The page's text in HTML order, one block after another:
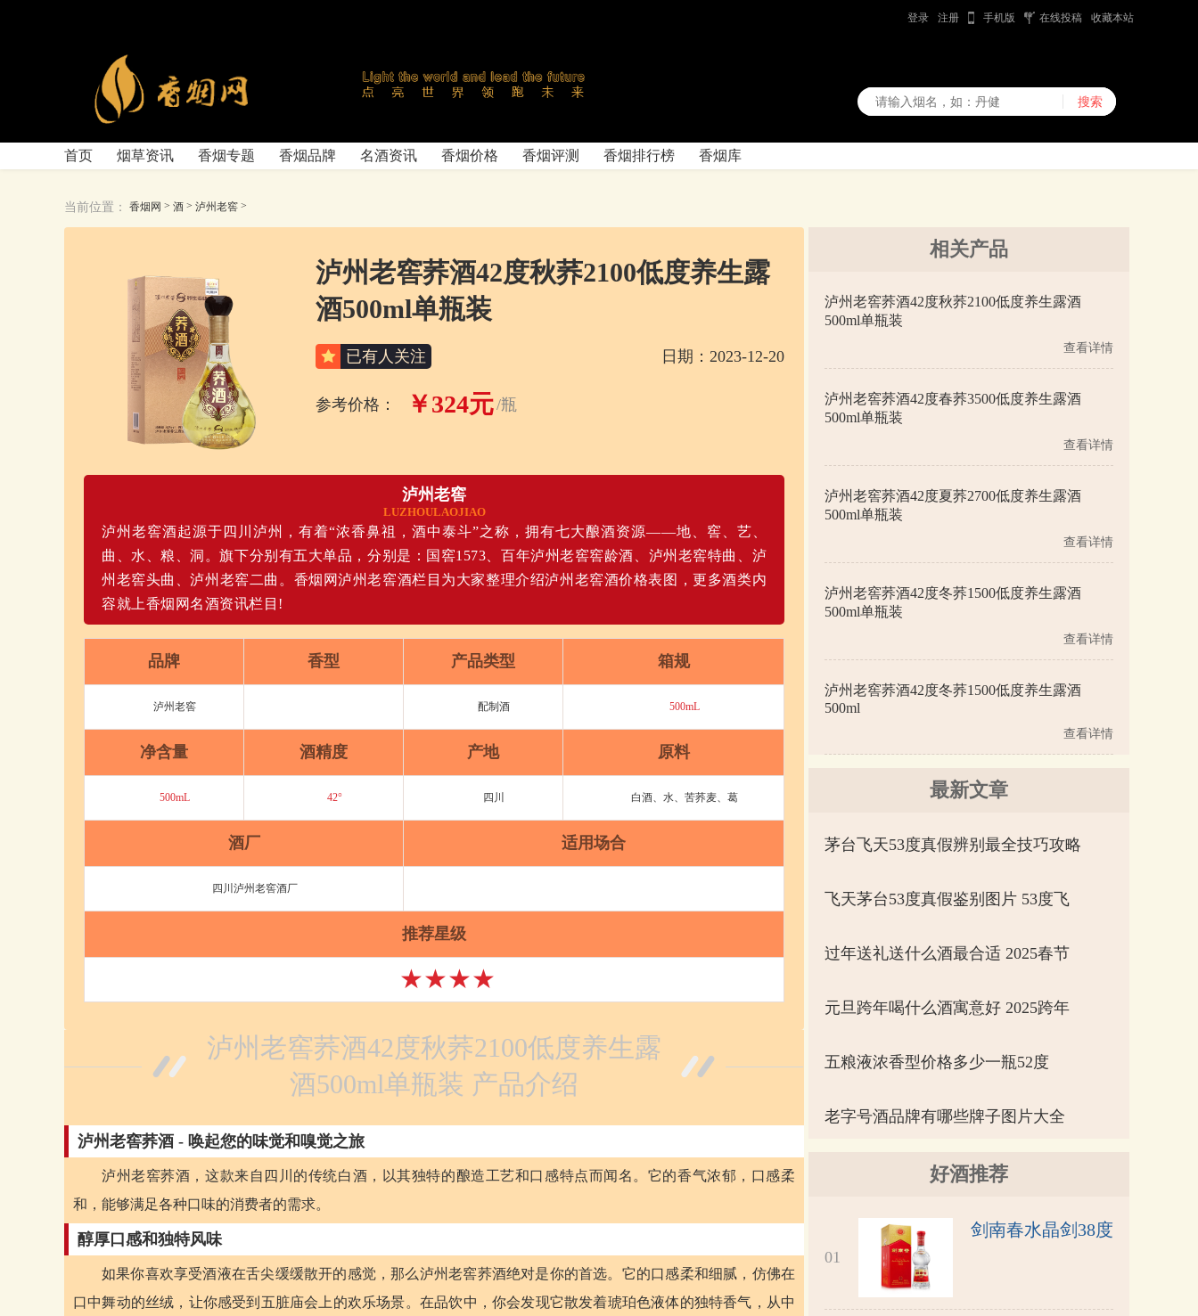
登录 注册 手机版 在线投稿 收藏本站
首页 烟草资讯 香烟专题 香烟品牌 名酒资讯 香烟价格 香烟评测 香烟排行榜 香烟库
当前位置： 香烟网 > 酒 > 泸州老窖 >
泸州老窖荞酒42度秋荞2100低度养生露
酒500ml单瓶装
已有人关注 日期：2023-12-20
参考价格： ￥324元/瓶
泸州老窖
LUZHOULAOJIAO
泸州老窖酒起源于四川泸州，有着“浓香鼻祖，酒中泰斗”之称，拥有七大酿酒资源——地、窖、艺、
曲、水、粮、洞。旗下分别有五大单品，分别是：国窖1573、百年泸州老窖窖龄酒、泸州老窖特曲、泸
州老窖头曲、泸州老窖二曲。香烟网泸州老窖酒栏目为大家整理介绍泸州老窖酒价格表图，更多酒类内
容就上香烟网名酒资讯栏目!
品牌 香型 产品类型 箱规
泸州老窖 配制酒 500mL
净含量 酒精度 产地 原料
500mL 42° 四川 白酒、水、苦荞麦、葛
酒厂 适用场合
四川泸州老窖酒厂
推荐星级
★★★★
泸州老窖荞酒42度秋荞2100低度养生露
酒500ml单瓶装 产品介绍
泸州老窖荞酒 - 唤起您的味觉和嗅觉之旅
泸州老窖荞酒，这款来自四川的传统白酒，以其独特的酿造工艺和口感特点而闻名。它的香气浓郁，口感柔
和，能够满足各种口味的消费者的需求。
醇厚口感和独特风味
如果你喜欢享受酒液在舌尖缓缓散开的感觉，那么泸州老窖荞酒绝对是你的首选。它的口感柔和细腻，仿佛在
口中舞动的丝绒，让你感受到五脏庙会上的欢乐场景。在品饮中，你会发现它散发着琥珀色液体的独特香气，从中
相关产品
泸州老窖荞酒42度秋荞2100低度养生露酒
500ml单瓶装
查看详情
泸州老窖荞酒42度春荞3500低度养生露酒
500ml单瓶装
查看详情
泸州老窖荞酒42度夏荞2700低度养生露酒
500ml单瓶装
查看详情
泸州老窖荞酒42度冬荞1500低度养生露酒
500ml单瓶装
查看详情
泸州老窖荞酒42度冬荞1500低度养生露酒
500ml
查看详情
最新文章
茅台飞天53度真假辨别最全技巧攻略
飞天茅台53度真假鉴别图片 53度飞
过年送礼送什么酒最合适 2025春节
元旦跨年喝什么酒寓意好 2025跨年
五粮液浓香型价格多少一瓶52度
老字号酒品牌有哪些牌子图片大全
好酒推荐
01
剑南春水晶剑38度